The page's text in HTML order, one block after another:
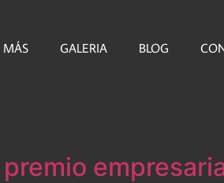
GALERIA BLOG